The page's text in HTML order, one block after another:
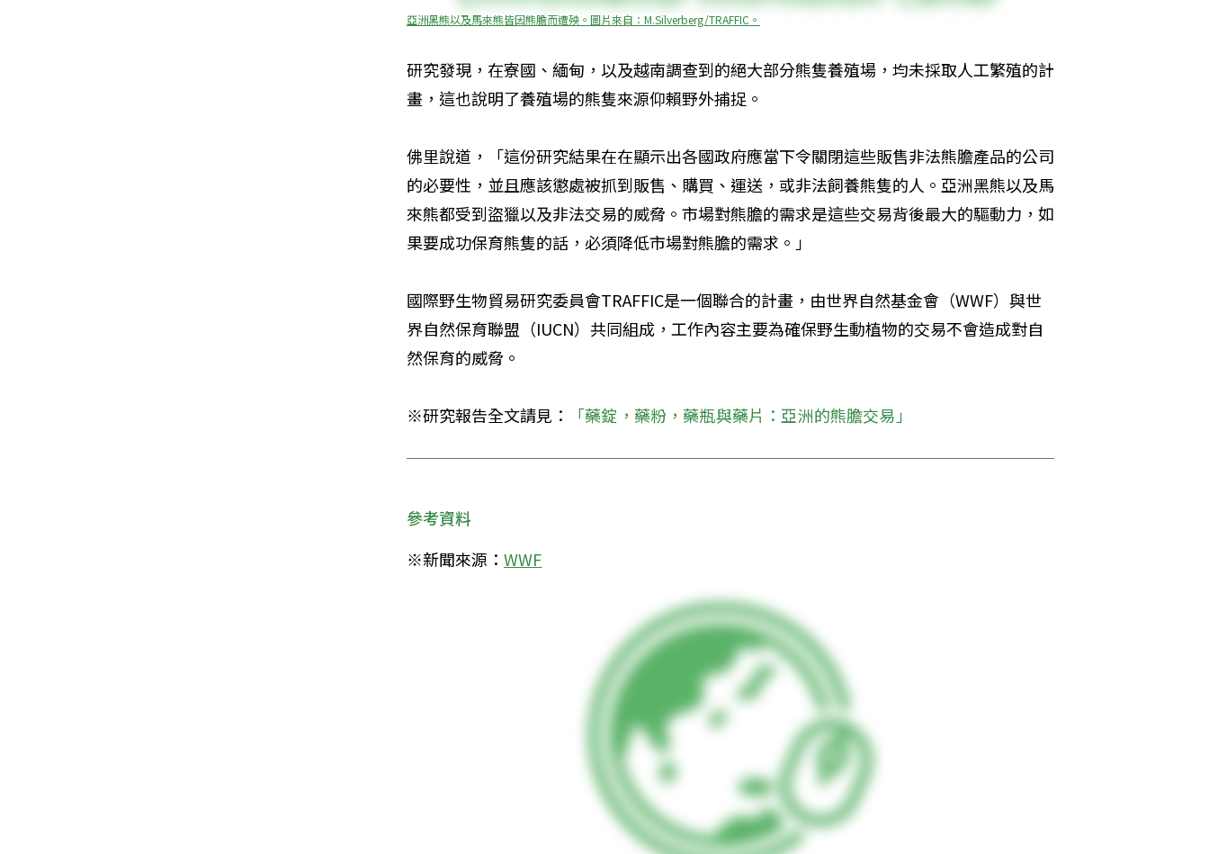
亞洲黑熊以及馬來熊皆因熊膽而遭殃。圖片來自：M.Silverberg/TRAFFIC。
研究發現，在寮國、緬甸，以及越南調查到的絕大部分熊隻養殖場，均未採取人工繁殖的計
畫，這也說明了養殖場的熊隻來源仰賴野外捕捉。
佛里說道，「這份研究結果在在顯示出各國政府應當下令關閉這些販售非法熊膽產品的公司
的必要性，並且應該懲處被抓到販售、購買、運送，或非法飼養熊隻的人。亞洲黑熊以及馬
來熊都受到盜獵以及非法交易的威脅。市場對熊膽的需求是這些交易背後最大的驅動力，如
果要成功保育熊隻的話，必須降低市場對熊膽的需求。」
國際野生物貿易研究委員會TRAFFIC是一個聯合的計畫，由世界自然基金會（WWF）與世
界自然保育聯盟（IUCN）共同組成，工作內容主要為確保野生動植物的交易不會造成對自
然保育的威脅。
※研究報告全文請見： 「藥錠，藥粉，藥瓶與藥片：亞洲的熊膽交易」
參考資料
※新聞來源： WWF